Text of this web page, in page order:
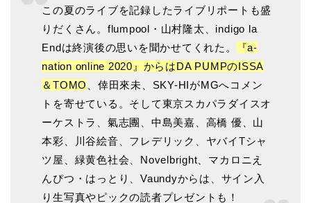
この夏のライブを記録したライブリポートも盛
りだくさん。flumpool・山村隆太、indigo la
Endは終演後の思いを聞かせてくれた。
『a-
nation online 2020』からはDA PUMPのISSA
＆TOMO
、倖田來未、SKY-HIがMGへコメン
トを寄せている。そして東京スカパラダイスオ
ーケストラ、氣志團、中島美嘉、高橋 優、山
本彩、川谷絵音、フレデリック、ヤバイTシャ
ツ屋、緑黄色社会、Novelbright、マカロニえ
んぴつ・はっとり、Vaundyからは、サイン入
り生写真やピックの読者プレゼントも！